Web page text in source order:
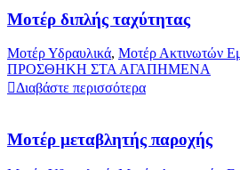
Μοτέρ διπλής ταχύτητας
Μοτέρ Υδραυλικά, Μοτέρ Ακτινωτών
ΠΡΟΣΘΗΚΗ ΣΤΑ ΑΓΑΠΗΜΕΝΑ
Διαβάστε περισσότερα
Μοτέρ μεταβλητής παροχής